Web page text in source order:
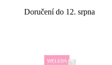
Doručení do 12. srpna